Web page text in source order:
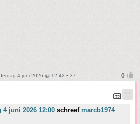
4 juni 2026 @ 12:42 • 37
4 juni 2026 12:00 schreef marcb1974